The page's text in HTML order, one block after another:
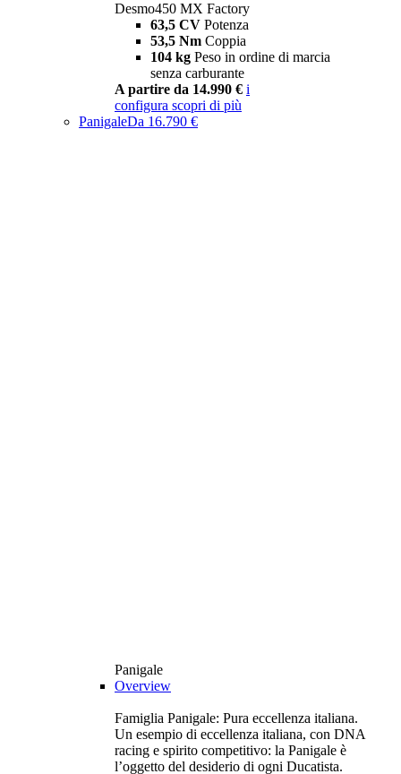
Desmo450 MX Factory
63,5 CV Potenza
53,5 Nm Coppia
104 kg Peso in ordine di marcia
senza carburante
A partire da 14.990 € i
configura scopri di più
PanigaleDa 16.790 €
Panigale
Overview
Famiglia Panigale: Pura eccellenza italiana.
Un esempio di eccellenza italiana, con DNA
racing e spirito competitivo: la Panigale è
l’oggetto del desiderio di ogni Ducatista.